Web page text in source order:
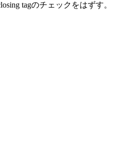
tagのチェックをはずす。